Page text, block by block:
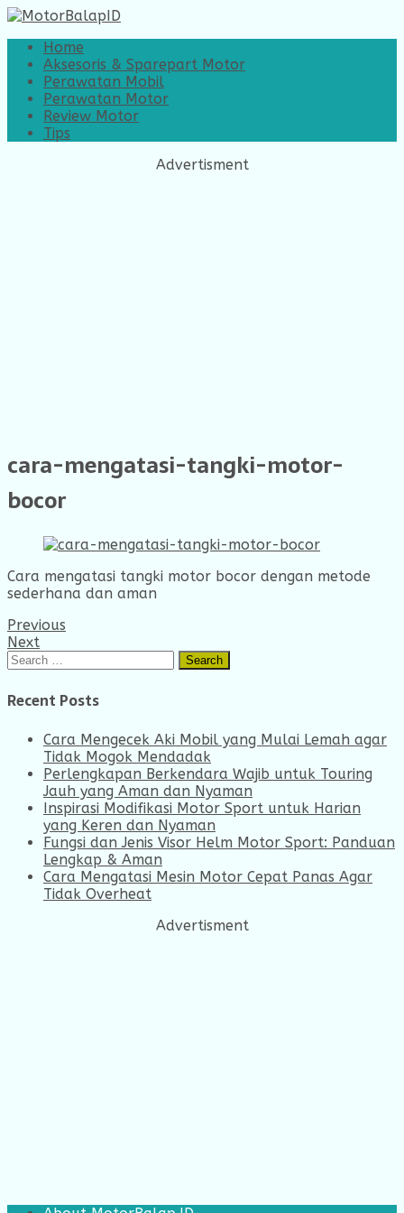
Home
Aksesoris & Sparepart Motor
Perawatan Mobil
Perawatan Motor
Review Motor
Tips
Advertisment
cara-mengatasi-tangki-motor-
bocor
Cara mengatasi tangki motor bocor dengan metode
sederhana dan aman
Previous
Next
Search
for:
Recent Posts
Cara Mengecek Aki Mobil yang Mulai Lemah agar
Tidak Mogok Mendadak
Perlengkapan Berkendara Wajib untuk Touring
Jauh yang Aman dan Nyaman
Inspirasi Modifikasi Motor Sport untuk Harian
yang Keren dan Nyaman
Fungsi dan Jenis Visor Helm Motor Sport: Panduan
Lengkap & Aman
Cara Mengatasi Mesin Motor Cepat Panas Agar
Tidak Overheat
Advertisment